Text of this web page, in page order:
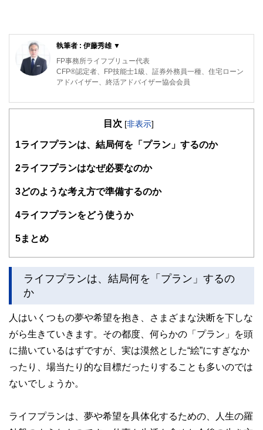
執筆者 : 伊藤秀雄 ▼
FP事務所ライフブリュー代表
CFP®️認定者、FP技能士1級、証券外務員一種、住宅ローン
アドバイザー、終活アドバイザー協会会員
大手電機メーカーで人事労務の仕事に長く従事。社員のキャ
の問題に向き合わなくては解決につながらないと痛感。FP
FP協会の無料相談室相談員、セミナー講師、執筆活動等を
目次 [非表示]
1ライフプランは、結局何を「プラン」するのか
2ライフプランはなぜ必要なのか
3どのような考え方で準備するのか
4ライフプランをどう使うか
5まとめ
ライフプランは、結局何を「プラン」するの
か
人はいくつもの夢や希望を抱き、さまざまな決断を下しな
がら生きていきます。その都度、何らかの「プラン」を頭
に描いているはずですが、実は漠然とした“絵”にすぎなか
ったり、場当たり的な目標だったりすることも多いのでは
ないでしょうか。
ライフプランは、夢や希望を具体化するための、人生の羅